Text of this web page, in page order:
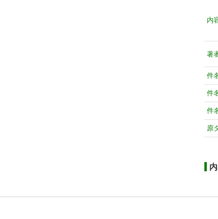
内
著
件
件
件
原